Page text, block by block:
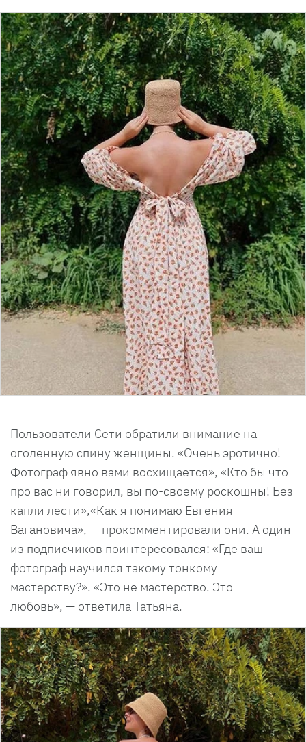
Пользователи Сети обратили внимание на
оголенную спину женщины. «Очень эротично!
Фотограф явно вами восхищается», «Кто бы что
про вас ни говорил, вы по-своему роскошны! Без
капли лести»,«Как я понимаю Евгения
Вагановича», — прокомментировали они. А один
из подписчиков поинтересовался: «Где ваш
фотограф научился такому тонкому
мастерству?». «Это не мастерство. Это
любовь», — ответила Татьяна.